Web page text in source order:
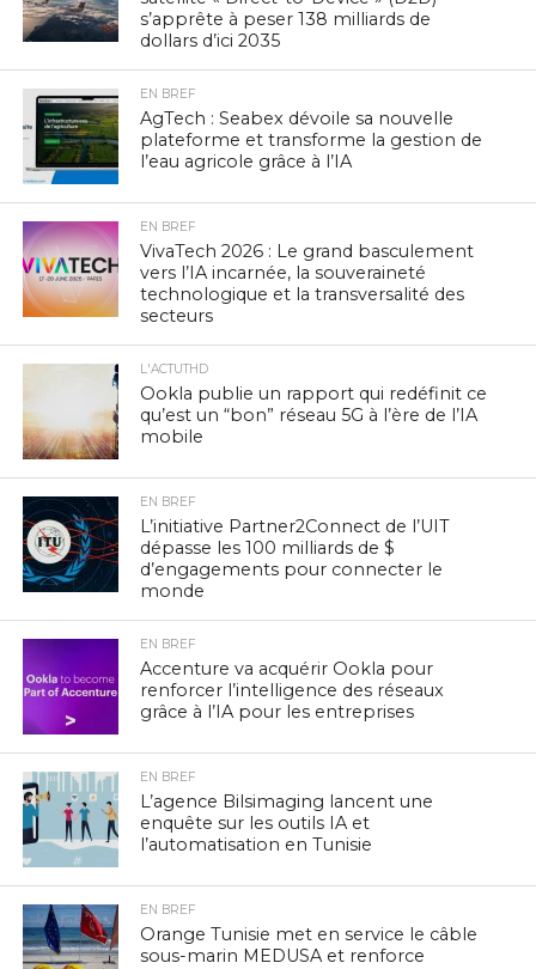
s’apprête à peser 138 milliards de
dollars d’ici 2035
EN BREF
AgTech : Seabex dévoile sa nouvelle
plateforme et transforme la gestion de
l’eau agricole grâce à l’IA
EN BREF
VivaTech 2026 : Le grand basculement
vers l’IA incarnée, la souveraineté
technologique et la transversalité des
secteurs
L'ACTUTHD
Ookla publie un rapport qui redéfinit ce
qu’est un “bon” réseau 5G à l’ère de l’IA
mobile
EN BREF
L’initiative Partner2Connect de l’UIT
dépasse les 100 milliards de $
d’engagements pour connecter le
monde
EN BREF
Accenture va acquérir Ookla pour
renforcer l’intelligence des réseaux
grâce à l’IA pour les entreprises
EN BREF
L’agence Bilsimaging lancent une
enquête sur les outils IA et
l’automatisation en Tunisie
EN BREF
Orange Tunisie met en service le câble
sous-marin MEDUSA et renforce